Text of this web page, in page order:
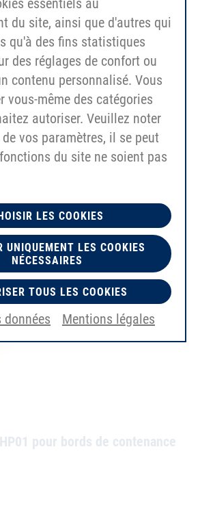
pour courroies dentées
max. 50mm)
pour bords de contenance
du site, ainsi que d'autres qui
qu'à des fins statistiques
des réglages de confort ou
contenu personnalisé. Vous
vous-même des catégories
autoriser. Veuillez noter
vos paramètres, il se peut
du site ne soient pas
LES COOKIES
UNIQUEMENT LES COOKIES
NÉCESSAIRES
TOUS LES COOKIES
Mentions légales